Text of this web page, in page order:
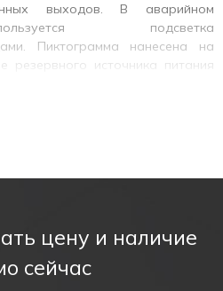
выходов. В аварийном
подсветка
Пиктограмма нанесена на
резервного источника питания
табло, время работы в
целей.
60598-1, ГОСТ Р МЭК 60598-
цену и наличие
сейчас